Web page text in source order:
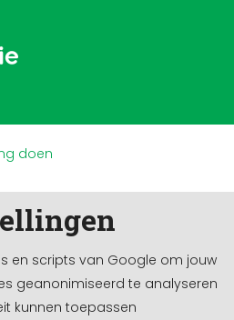
en scripts van Google om jouw
geanonimiseerd te analyseren
kunnen toepassen
doen